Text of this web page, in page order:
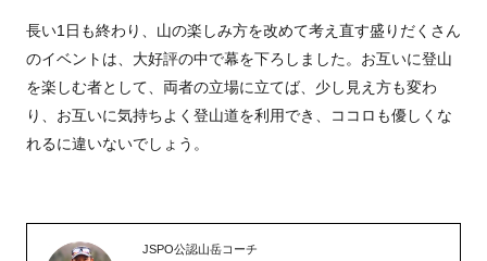
長い1日も終わり、山の楽しみ方を改めて考え直す盛りだくさん
のイベントは、大好評の中で幕を下ろしました。お互いに登山
を楽しむ者として、両者の立場に立てば、少し見え方も変わ
り、お互いに気持ちよく登山道を利用でき、ココロも優しくな
れるに違いないでしょう。
JSPO公認山岳コーチ